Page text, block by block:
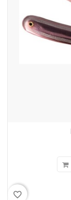
favorite_border